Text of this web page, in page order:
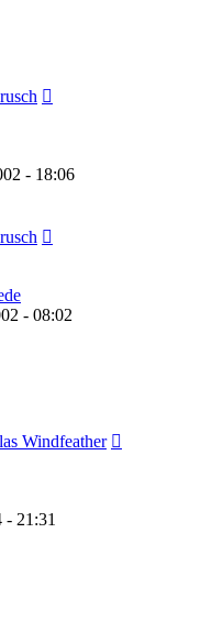
- 18:06
- 08:02
Windfeather
- 21:31